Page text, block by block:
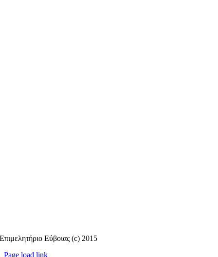
Επιμελητήριο Εύβοιας (c) 2015
Page load link